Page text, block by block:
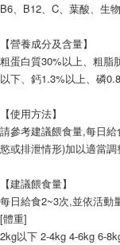
客戶支援中心」https://
【注意事項】
１．透過由恩沛科技股
易，需依本服務之必要
權轉讓予恩沛科技股份
https://aftee.tw/terms/
３．未成年的使用者請
「AFTEE先享後付」
任。
時審查核予不同之上限
請求用戶進行身份認證
５．嚴禁一人註冊多個
恩沛科技股份有限公司
B6、B12、C、葉酸、生
【營養成分及含量】
粗蛋白質30%以上、粗脂
以下、鈣1.3%以上、磷
【使用方法】
請參考建議餵食量,每日
慾或排泄情形)加以適當調
【建議餵食量】
每日給食2~3次,並依活動
[體重]
2kg以下 2-4kg 4-6kg 6-